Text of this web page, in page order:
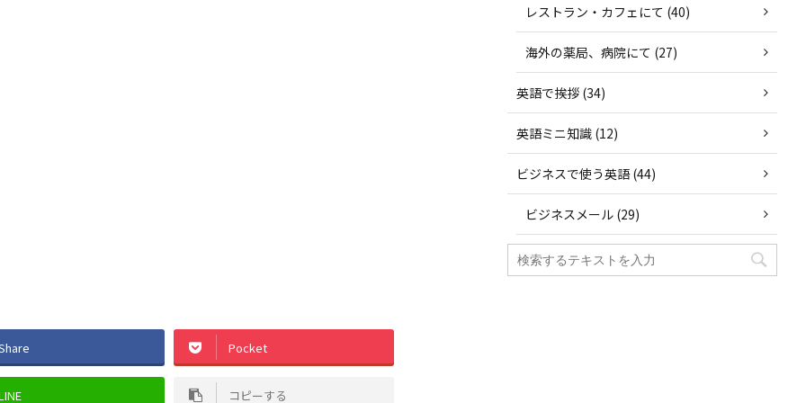
Pocket
コピーする
レストラン・カフェにて (40)
海外の薬局、病院にて (27)
英語で挨拶 (34)
英語ミニ知識 (12)
ビジネスで使う英語 (44)
ビジネスメール (29)